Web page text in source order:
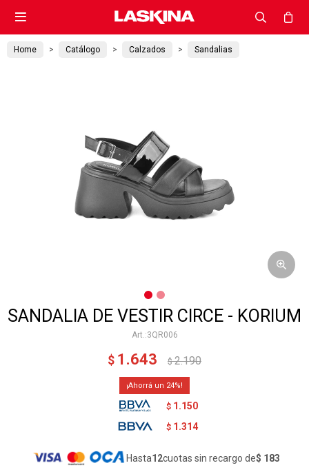

Home Catálogo Calzados Sandalias
SANDALIA DE VESTIR CIRCE - KORIUM
3QR006
$ 1.643 $ 2.190
24
$ 1.150
$ 1.314
Hasta12cuotas sin recargo de$ 183